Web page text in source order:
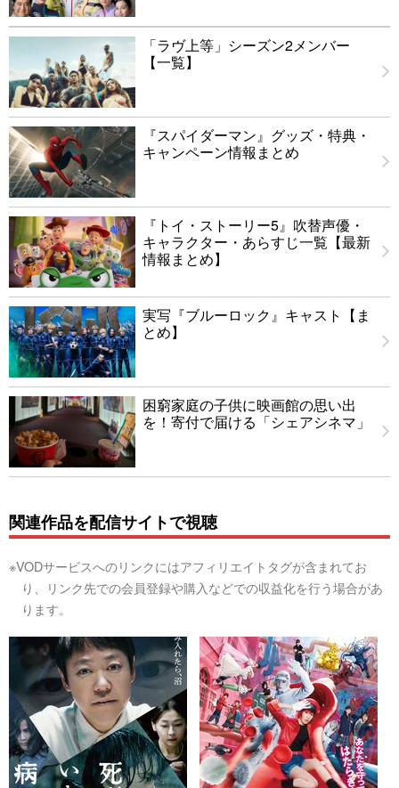
「ラヴ上等」シーズン2メンバー
【一覧】
『スパイダーマン』グッズ・特典・
キャンペーン情報まとめ
『トイ・ストーリー5』吹替声優・
キャラクター・あらすじ一覧【最新
情報まとめ】
実写『ブルーロック』キャスト【ま
とめ】
困窮家庭の子供に映画館の思い出
を！寄付で届ける「シェアシネマ」
関連作品を配信サイトで視聴
※VODサービスへのリンクにはアフィリエイトタグが含まれてお
り、リンク先での会員登録や購入などでの収益化を行う場合があ
ります。